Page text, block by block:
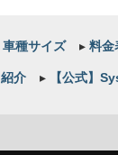
種サイズ ▸料金
介 ▸【公式】